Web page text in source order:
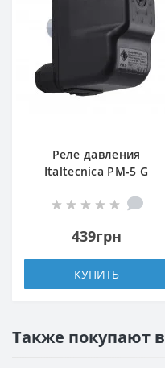
Реле давления
Italtecnica PM-5 G
439грн
КУПИТЬ
Также покупают